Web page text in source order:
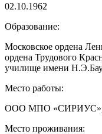
02.10.1962
Образование:
Московское ордена
ордена Трудового
училище имени
Место работы:
ООО МПО «СИРИУС»,
Место проживания: